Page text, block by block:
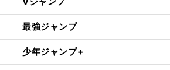
最強ジャンプ
少年ジャンプ+